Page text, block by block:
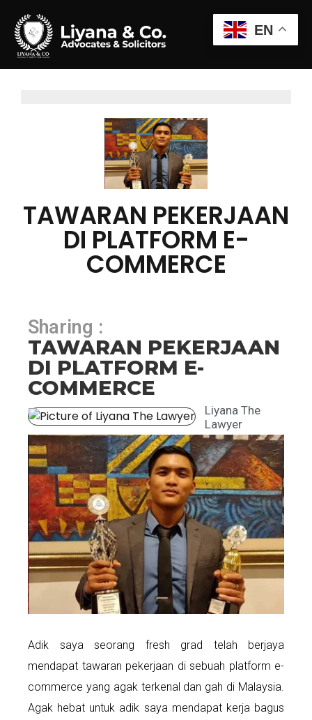
TAWARAN PEKERJAAN
DI PLATFORM E-
COMMERCE
Sharing :
TAWARAN PEKERJAAN
DI PLATFORM E-
COMMERCE
Liyana The
Lawyer
Adik saya seorang fresh grad telah berjaya
mendapat tawaran pekerjaan di sebuah platform e-
commerce yang agak terkenal dan gah di Malaysia.
Agak hebat untuk adik saya mendapat kerja bagus
EN